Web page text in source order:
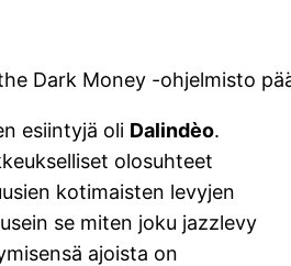
Dark Money -ohjelmisto
esiintyjä oli Dalindèo.
olosuhteet
kotimaisten levyjen
se miten joku jazzlevy
ajoista on